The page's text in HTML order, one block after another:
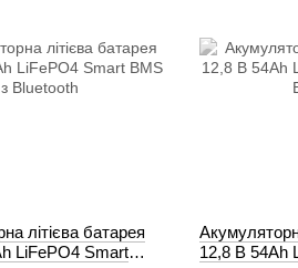
літієва батарея
LiFePO4 Smart
12,8 В 54Ah